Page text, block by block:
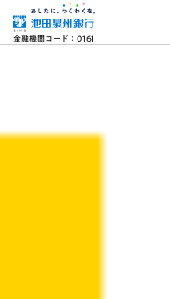
金融機関コード：0161